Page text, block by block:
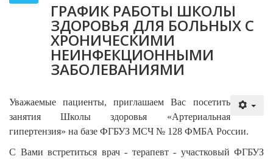
ГРАФИК РАБОТЫ ШКОЛЫ
ЗДОРОВЬЯ ДЛЯ БОЛЬНЫХ С
ХРОНИЧЕСКИМИ
НЕИНФЕКЦИОННЫМИ
ЗАБОЛЕВАНИЯМИ
Уважаемые пациенты, приглашаем Вас посетить
занятия Школы здоровья «Артериальная
гипертензия» на базе ФГБУЗ МСЧ № 128 ФМБА России.
С Вами встретиться врач - терапевт - участковый ФГБУЗ